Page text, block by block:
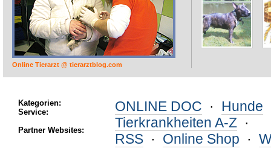
Online Tierarzt @ tierarztblog.com
Kategorien:
Service:
Partner Websites:
ONLINE DOC · Hunde
Tierkrankheiten A-Z ·
RSS · Online Shop ·